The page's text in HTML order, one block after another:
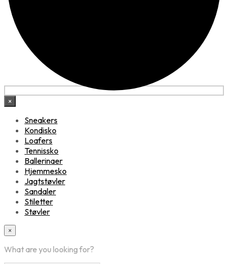
×
Sneakers
Kondisko
Loafers
Tennissko
Ballerinaer
Hjemmesko
Jagtstøvler
Sandaler
Stiletter
Støvler
×
What are you looking for?